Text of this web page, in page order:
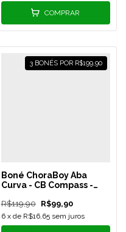
COMPRAR
3 BONÉS POR R$199,90
Boné ChoraBoy Aba
Curva - CB Compass -
R$119,90 R$99,90
6 x de R$16,65 sem juros